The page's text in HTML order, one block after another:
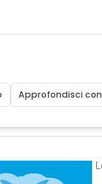
Approfondisci